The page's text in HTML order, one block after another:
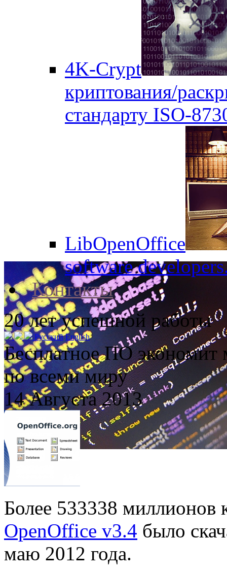
4K-Crypt
криптования/
стандарту ISO-
LibOpenOffice
software
Контакты
20лет успешной работы
Русский English
Бесплатное ПО
по всеми миру
14 Августа 2013
Более 533338 миллионов
OpenOffice v3.4 было
маю 2012 года.